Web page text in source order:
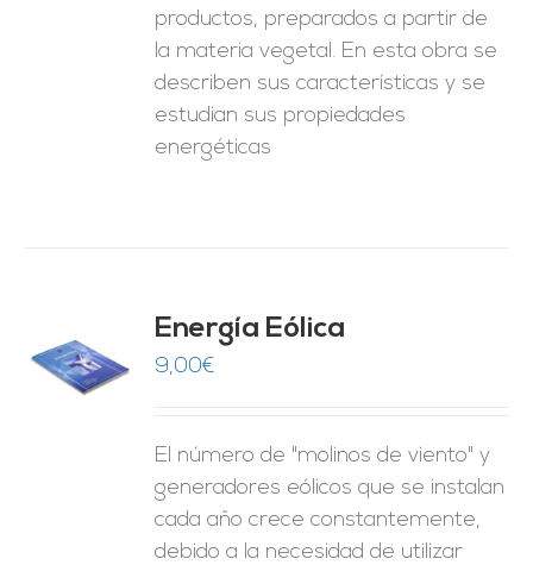
productos, preparados a partir de
la materia vegetal. En esta obra se
describen sus características y se
estudian sus propiedades
energéticas
Energía Eólica
9,00€
El número de "molinos de viento" y
generadores eólicos que se instalan
cada año crece constantemente,
debido a la necesidad de utilizar